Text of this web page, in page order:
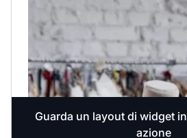
Guarda un layout di widget
azione